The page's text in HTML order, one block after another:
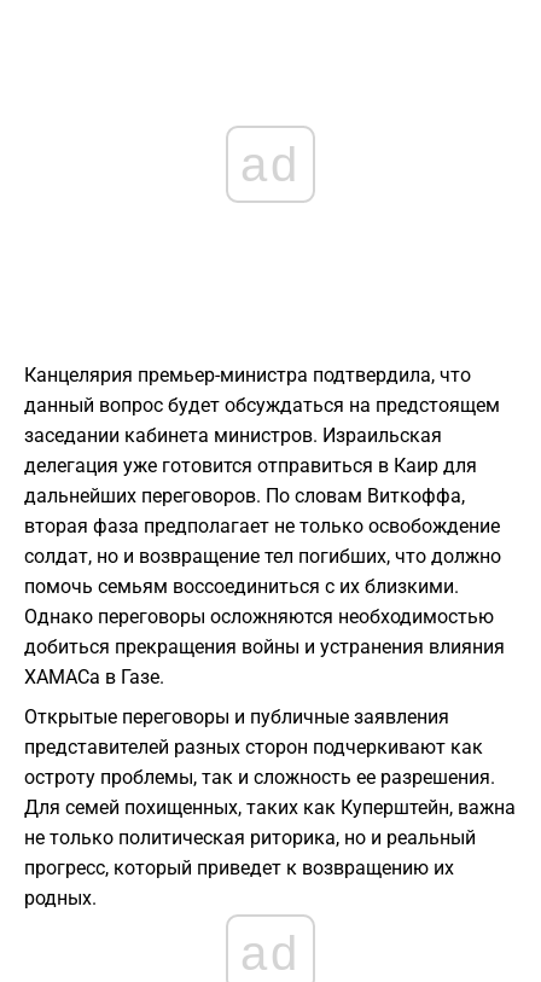
ad
Канцелярия премьер-министра подтвердила, что
данный вопрос будет обсуждаться на предстоящем
заседании кабинета министров. Израильская
делегация уже готовится отправиться в Каир для
дальнейших переговоров. По словам Виткоффа,
вторая фаза предполагает не только освобождение
солдат, но и возвращение тел погибших, что должно
помочь семьям воссоединиться с их близкими.
Однако переговоры осложняются необходимостью
добиться прекращения войны и устранения влияния
ХАМАСа в Газе.
Открытые переговоры и публичные заявления
представителей разных сторон подчеркивают как
остроту проблемы, так и сложность ее разрешения.
Для семей похищенных, таких как Куперштейн, важна
не только политическая риторика, но и реальный
прогресс, который приведет к возвращению их
родных.
ad